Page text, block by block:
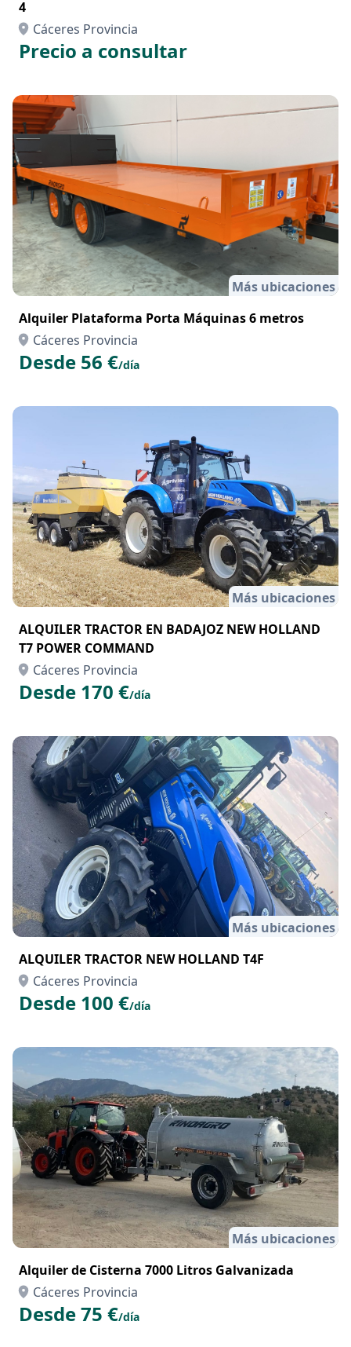
4
Cáceres Provincia
Precio a consultar
Más ubicaciones
Alquiler Plataforma Porta Máquinas 6 metros
Cáceres Provincia
Desde 56 €/día
Más ubicaciones
ALQUILER TRACTOR EN BADAJOZ NEW HOLLAND
T7 POWER COMMAND
Cáceres Provincia
Desde 170 €/día
Más ubicaciones
ALQUILER TRACTOR NEW HOLLAND T4F
Cáceres Provincia
Desde 100 €/día
Más ubicaciones
Alquiler de Cisterna 7000 Litros Galvanizada
Cáceres Provincia
Desde 75 €/día